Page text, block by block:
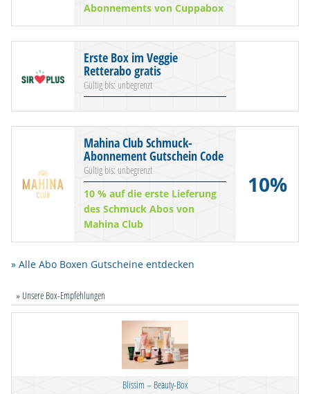
Abonnements von Cuppabox
Erste Box im Veggie
Retterabo gratis
Gültig bis: unbegrenzt
Mahina Club Schmuck-
Abonnement Gutschein Code
Gültig bis: unbegrenzt
10 % auf die erste Lieferung
des Schmuck Abos von
Mahina Club
10%
» Alle Abo Boxen Gutscheine entdecken
» Unsere Box-Empfehlungen
Blissim – Beauty-Box